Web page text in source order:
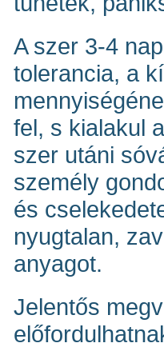
A szer 3-4
tolerancia, a
fel, s kialakul
szer utáni
személy
és
nyugtalan,
anyagot.
Jelentős